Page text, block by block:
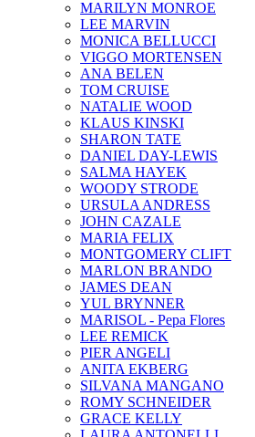
MARILYN MONROE
LEE MARVIN
MONICA BELLUCCI
VIGGO MORTENSEN
ANA BELEN
TOM CRUISE
NATALIE WOOD
KLAUS KINSKI
SHARON TATE
DANIEL DAY-LEWIS
SALMA HAYEK
WOODY STRODE
URSULA ANDRESS
JOHN CAZALE
MARIA FELIX
MONTGOMERY CLIFT
MARLON BRANDO
JAMES DEAN
YUL BRYNNER
MARISOL - Pepa Flores
LEE REMICK
PIER ANGELI
ANITA EKBERG
SILVANA MANGANO
ROMY SCHNEIDER
GRACE KELLY